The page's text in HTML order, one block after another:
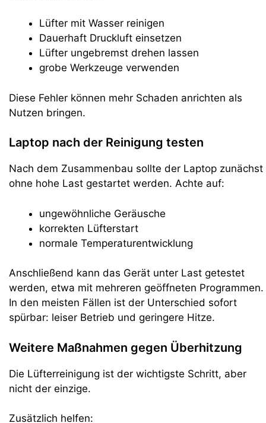
Lüfter mit Wasser reinigen
Dauerhaft Druckluft einsetzen
Lüfter ungebremst drehen lassen
grobe Werkzeuge verwenden
Diese Fehler können mehr Schaden anrichten als
Nutzen bringen.
Laptop nach der Reinigung testen
Nach dem Zusammenbau sollte der Laptop zunächst
ohne hohe Last gestartet werden. Achte auf:
ungewöhnliche Geräusche
korrekten Lüfterstart
normale Temperaturentwicklung
Anschließend kann das Gerät unter Last getestet
werden, etwa mit mehreren geöffneten Programmen.
In den meisten Fällen ist der Unterschied sofort
spürbar: leiser Betrieb und geringere Hitze.
Weitere Maßnahmen gegen Überhitzung
Die Lüfterreinigung ist der wichtigste Schritt, aber
nicht der einzige.
Zusätzlich helfen: